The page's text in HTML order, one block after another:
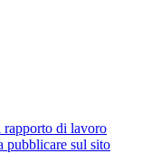
rapporto di lavoro
pubblicare sul sito